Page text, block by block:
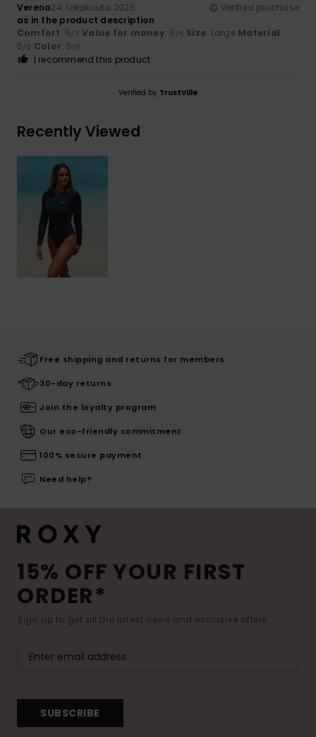
Verena24. lokakuuta 2025
Verified purchase
as in the product description
Comfort: 5/5 Value for money: 5 /5 Size: Large Material:
5/5 Color: 5/5
I recommend this product
Verified by TrustVille
Recently Viewed
Free shipping and returns for members
30-day returns
Join the loyalty program
Our eco-friendly commitment
100% secure payment
Need help?
15% OFF YOUR FIRST
ORDER*
Sign up to get all the latest news and exclusive offers.
SUBSCRIBE